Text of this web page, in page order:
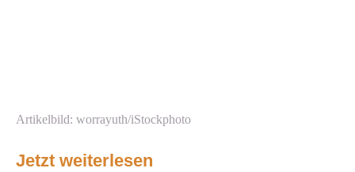
Artikelbild: worrayuth/iStockphoto
Jetzt weiterlesen